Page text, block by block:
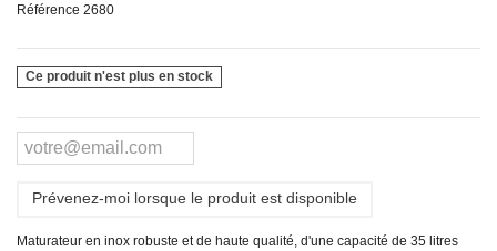
Référence 2680
Ce produit n'est plus en stock
Prévenez-moi lorsque le produit est disponible
Maturateur en inox robuste et de haute qualité, d'une capacité de 35 litres